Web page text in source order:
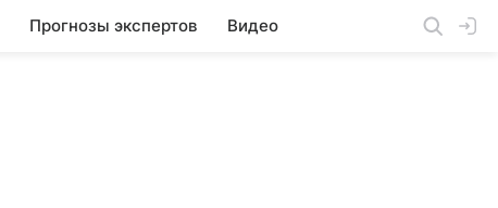
Прогнозы экспертов Видео